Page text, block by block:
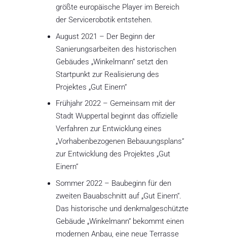
größte europäische Player im Bereich
der Servicerobotik entstehen.
August 2021 – Der Beginn der
Sanierungsarbeiten des historischen
Gebäudes „Winkelmann“ setzt den
Startpunkt zur Realisierung des
Projektes „Gut Einern“
Frühjahr 2022 – Gemeinsam mit der
Stadt Wuppertal beginnt das offizielle
Verfahren zur Entwicklung eines
„Vorhabenbezogenen Bebauungsplans“
zur Entwicklung des Projektes „Gut
Einern“
Sommer 2022 – Baubeginn für den
zweiten Bauabschnitt auf „Gut Einern“.
Das historische und denkmalgeschützte
Gebäude „Winkelmann“ bekommt einen
modernen Anbau, eine neue Terrasse